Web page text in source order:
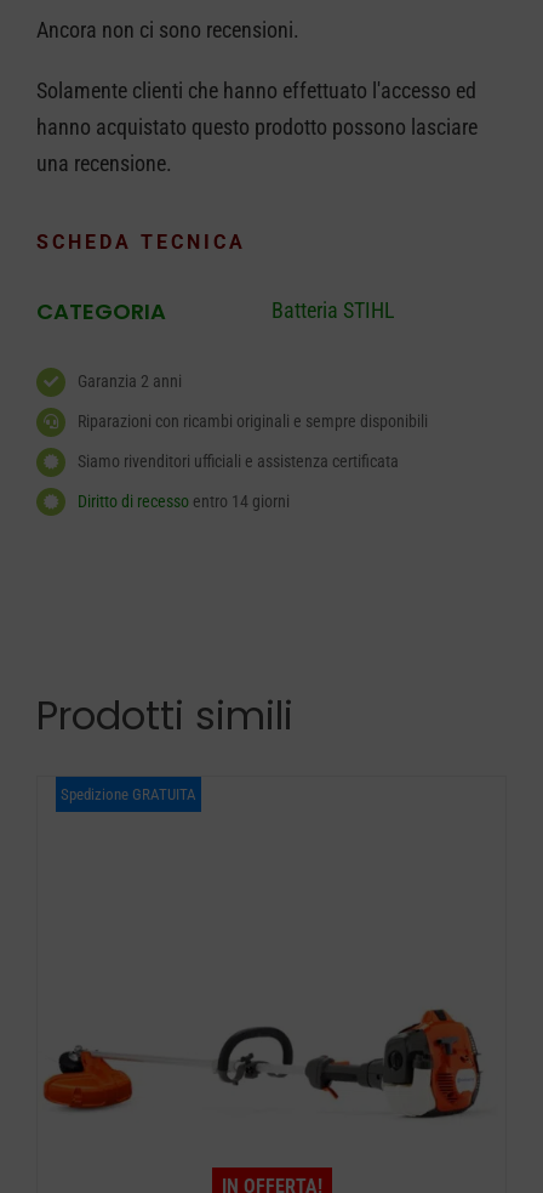
Ancora non ci sono recensioni.
Solamente clienti che hanno effettuato l'accesso ed
hanno acquistato questo prodotto possono lasciare
una recensione.
SCHEDA TECNICA
CATEGORIA Batteria STIHL
Garanzia 2 anni
Riparazioni con ricambi originali e sempre disponibili
Siamo rivenditori ufficiali e assistenza certificata
Diritto di recessoentro 14 giorni
Prodotti simili
Spedizione GRATUITA
IN OFFERTA!